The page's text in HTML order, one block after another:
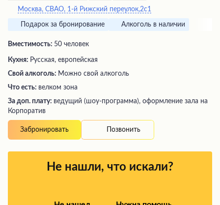
Москва, СВАО, 1-й Рижский переулок,2с1
Подарок за бронирование Алкоголь в наличии
Вместимость: 50 человек
Кухня: Русская, европейская
Свой алкоголь: Можно свой алкоголь
Что есть: велком зона
За доп. плату: ведущий (шоу-программа), оформление зала на
Корпоратив
Забронировать Позвонить
Не нашли, что искали?